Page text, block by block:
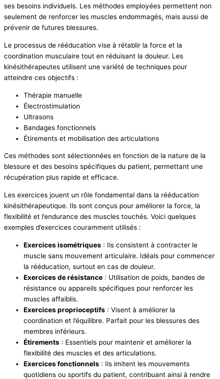
ses besoins individuels. Les méthodes employées permettent non
seulement de renforcer les muscles endommagés, mais aussi de
prévenir de futures blessures.
Le processus de rééducation vise à rétablir la force et la
coordination musculaire tout en réduisant la douleur. Les
kinésithérapeutes utilisent une variété de techniques pour
atteindre ces objectifs :
Thérapie manuelle
Électrostimulation
Ultrasons
Bandages fonctionnels
Étirements et mobilisation des articulations
Ces méthodes sont sélectionnées en fonction de la nature de la
blessure et des besoins spécifiques du patient, permettant une
récupération plus rapide et efficace.
Les exercices jouent un rôle fondamental dans la rééducation
kinésithérapeutique. Ils sont conçus pour améliorer la force, la
flexibilité et l’endurance des muscles touchés. Voici quelques
exemples d’exercices couramment utilisés :
Exercices isométriques : Ils consistent à contracter le
muscle sans mouvement articulaire. Idéals pour commencer
la rééducation, surtout en cas de douleur.
Exercices de résistance : Utilisation de poids, bandes de
résistance ou appareils spécifiques pour renforcer les
muscles affaiblis.
Exercices proprioceptifs : Visent à améliorer la
coordination et l’équilibre. Parfait pour les blessures des
membres inférieurs.
Étirements : Essentiels pour maintenir et améliorer la
flexibilité des muscles et des articulations.
Exercices fonctionnels : Ils imitent les mouvements
quotidiens ou sportifs du patient, contribuant ainsi à rendre